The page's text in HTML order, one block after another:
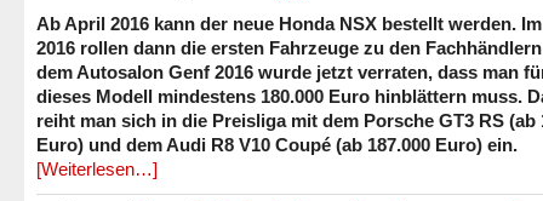
Ab April 2016 kann der neue Honda NSX bestellt werden.
2016 rollen dann die ersten Fahrzeuge zu den
dem Autosalon Genf 2016 wurde jetzt verraten, dass man
dieses Modell mindestens 180.000 Euro hinblättern muss.
reiht man sich in die Preisliga mit dem Porsche GT3 RS (ab
Euro) und dem Audi R8 V10 Coupé (ab 187.000 Euro) ein.
[Weiterlesen…]